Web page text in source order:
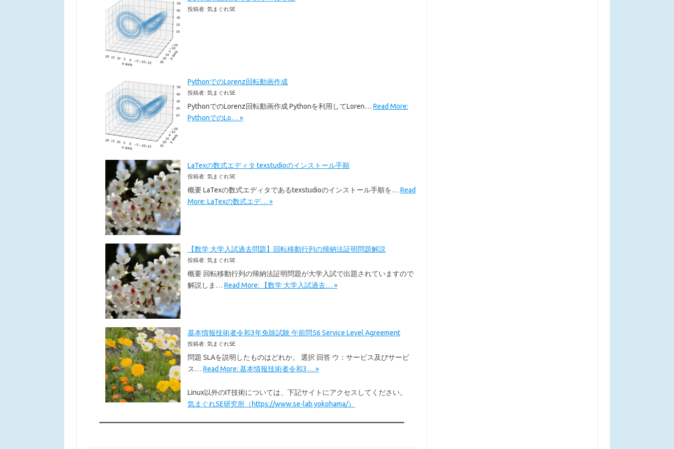
投稿者: 気まぐれSE
PythonでのLorenz回転動画作成
投稿者: 気まぐれSE
PythonでのLorenz回転動画作成 Pythonを利用してLoren… Read More:
PythonでのLo… »
LaTexの数式エディタ texstudioのインストール手順
投稿者: 気まぐれSE
概要 LaTexの数式エディタであるtexstudioのインストール手順を… Read
More: LaTexの数式エデ… »
【数学 大学入試過去問題】回転移動行列の帰納法証明問題解説
投稿者: 気まぐれSE
概要 回転移動行列の帰納法証明問題が大学入試で出題されていますので
解説しま… Read More: 【数学 大学入試過去… »
基本情報技術者令和3年免除試験 午前問56 Service Level Agreement
投稿者: 気まぐれSE
問題 SLAを説明したものはどれか。 選択 回答 ウ：サービス及びサービ
ス… Read More: 基本情報技術者令和3… »
Linux以外のIT技術については、下記サイトにアクセスしてください。
気まぐれSE研究所（https://www.se-lab.yokohama/）